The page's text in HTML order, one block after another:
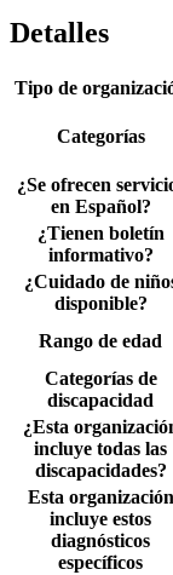
Detalles
Tipo de
Categorías
¿Se ofrecen
en Español?
¿Tienen boletín
informativo?
¿Cuidado de
disponible?
Rango de edad
Categorías de
discapacidad
¿Esta
incluye todas las
discapacidades?
Esta organización
incluye estos
diagnósticos
específicos